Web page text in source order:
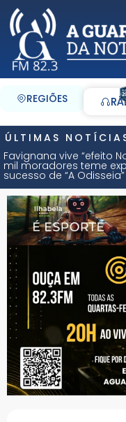
REGIÕES
ÚLTIMAS
Favignana vive “efeito
mil moradores teme
sucesso de “A Odisseia”